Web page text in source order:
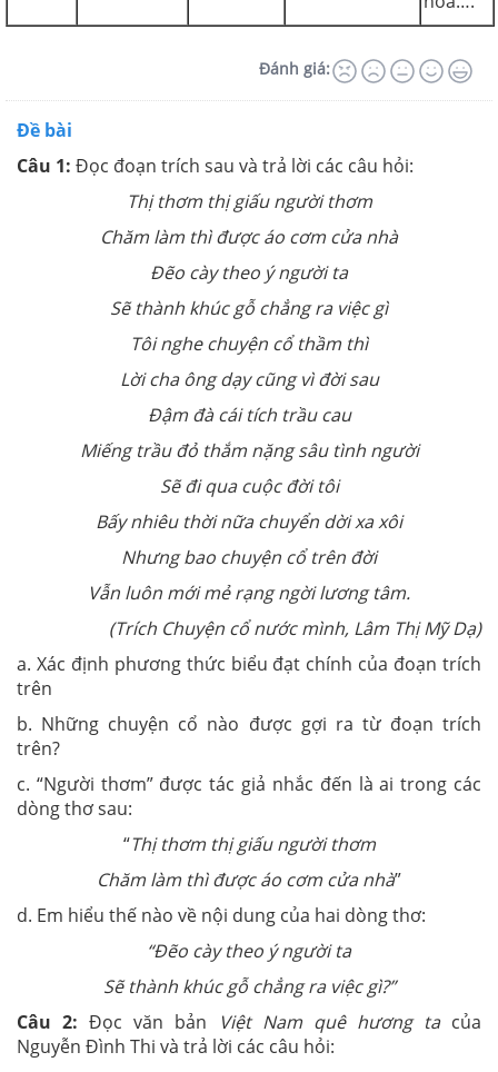
Đánh giá:
Đề bài
Câu 1: Đọc đoạn trích sau và trả lời các câu hỏi:
Thị thơm thị giấu người thơm
Chăm làm thì được áo cơm cửa nhà
Đẽo cày theo ý người ta
Sẽ thành khúc gỗ chẳng ra việc gì
Tôi nghe chuyện cổ thầm thì
Lời cha ông dạy cũng vì đời sau
Đậm đà cái tích trầu cau
Miếng trầu đỏ thắm nặng sâu tình người
Sẽ đi qua cuộc đời tôi
Bấy nhiêu thời nữa chuyển dời xa xôi
Nhưng bao chuyện cổ trên đời
Vẫn luôn mới mẻ rạng ngời lương tâm.
(Trích Chuyện cổ nước mình, Lâm Thị Mỹ Dạ)
a. Xác định phương thức biểu đạt chính của đoạn trích
trên
b. Những chuyện cổ nào được gợi ra từ đoạn trích
trên?
c. “Người thơm” được tác giả nhắc đến là ai trong các
dòng thơ sau:
“Thị thơm thị giấu người thơm
Chăm làm thì được áo cơm cửa nhà”
d. Em hiểu thế nào về nội dung của hai dòng thơ:
“Đẽo cày theo ý người ta
Sẽ thành khúc gỗ chẳng ra việc gì?”
Câu 2: Đọc văn bản Việt Nam quê hương tacủa
Nguyễn Đình Thi và trả lời các câu hỏi: